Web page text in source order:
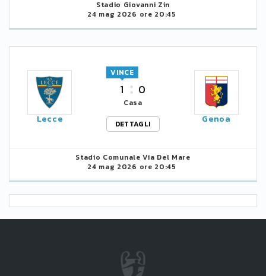
Stadio Giovanni Zin
24 mag 2026 ore 20:45
Lecce
1
VINCE
0
Casa
DETTAGLI
Genoa
Stadio Comunale Via Del Mare
24 mag 2026 ore 20:45